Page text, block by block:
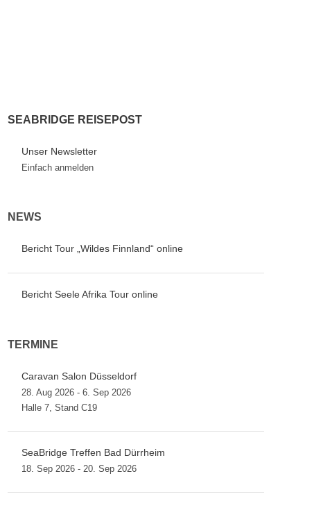
SEABRIDGE REISEPOST
Unser Newsletter
Einfach anmelden
NEWS
Bericht Tour „Wildes Finnland“ online
Bericht Seele Afrika Tour online
TERMINE
Caravan Salon Düsseldorf
28. Aug 2026 - 6. Sep 2026
Halle 7, Stand C19
SeaBridge Treffen Bad Dürrheim
18. Sep 2026 - 20. Sep 2026